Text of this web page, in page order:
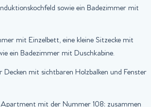
sowie ein Badezimmer mit
mit Einzelbett, eine kleine Sitzecke mit
ein Badezimmer mit Duschkabine.
mit sichtbaren Holzbalken und Fenster
Apartment mit der Nummer 108; zusammen